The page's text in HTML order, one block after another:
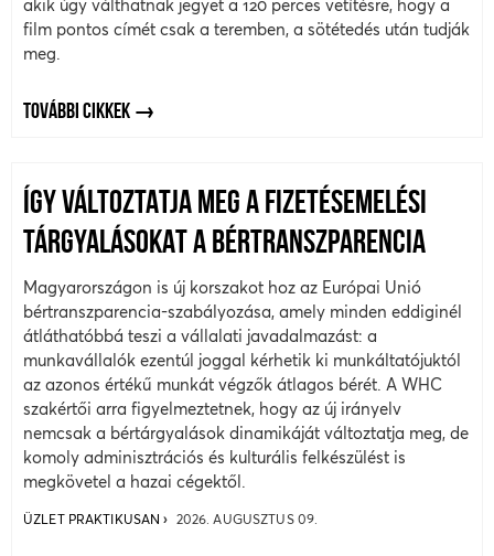
akik úgy válthatnak jegyet a 120 perces vetítésre, hogy a
film pontos címét csak a teremben, a sötétedés után tudják
meg.
TOVÁBBI CIKKEK
ÍGY VÁLTOZTATJA MEG A FIZETÉSEMELÉSI
TÁRGYALÁSOKAT A BÉRTRANSZPARENCIA
Magyarországon is új korszakot hoz az Európai Unió
bértranszparencia-szabályozása, amely minden eddiginél
átláthatóbbá teszi a vállalati javadalmazást: a
munkavállalók ezentúl joggal kérhetik ki munkáltatójuktól
az azonos értékű munkát végzők átlagos bérét. A WHC
szakértői arra figyelmeztetnek, hogy az új irányelv
nemcsak a bértárgyalások dinamikáját változtatja meg, de
komoly adminisztrációs és kulturális felkészülést is
megkövetel a hazai cégektől.
ÜZLET PRAKTIKUSAN 2026. AUGUSZTUS 09.